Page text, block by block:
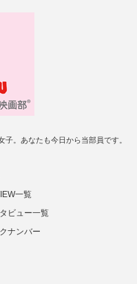
。あなたも今日から当部員です。
一覧
ビュー一覧
ナンバー